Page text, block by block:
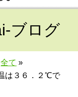
ブログ
全て »
は３６．２℃で